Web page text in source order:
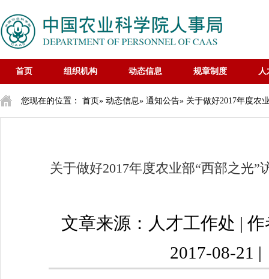
首页 组织机构 动态信息 规章制度 人
您现在的位置： 首页» 动态信息» 通知公告» 关于做好2017年度农
关于做好2017年度农业部“西部之光
文章来源：人才工作处 |
2017-08-21